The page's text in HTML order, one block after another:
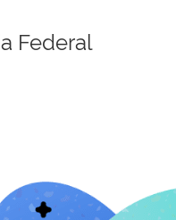
de navegação
Federal